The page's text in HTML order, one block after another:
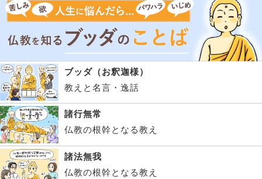
ブッダ（お釈迦様）
教えと名言・逸話
諸行無常
仏教の根幹となる教え
諸法無我
仏教の根幹となる教え